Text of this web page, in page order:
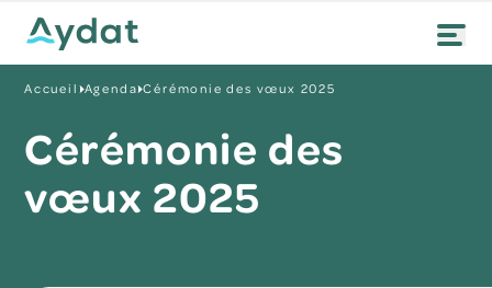
Accueil Agenda Cérémonie des vœux 2025
Cérémonie des
vœux 2025